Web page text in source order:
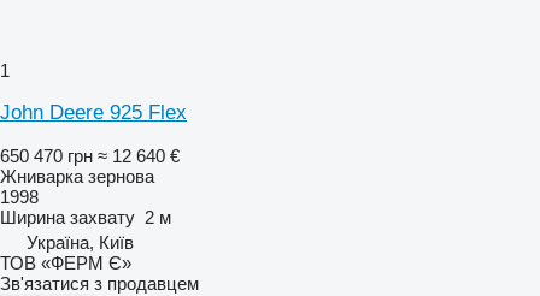
1
John Deere 925 Flex
650 470 грн ≈ 12 640 €
Жниварка зернова
1998
Ширина захвату 2 м
Україна, Київ
ТОВ «ФЕРМ Є»
Зв'язатися з продавцем